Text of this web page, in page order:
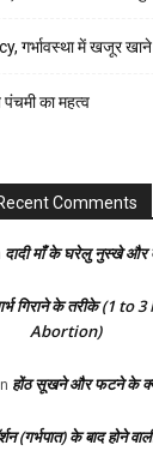
गर्भावस्था में खजूर
का महत्व
Comments
दादी माँ के घरेलु नुस्खे और
गिराने के तरीके (1
Abortion)
होंठ सूखने और फटने के
(गर्भपात) के बाद होने